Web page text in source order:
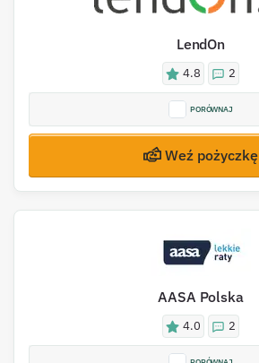
LendOn
4.8 2
PORÓWNAJ
Weź pożyczkę
AASA Polska
4.0 2